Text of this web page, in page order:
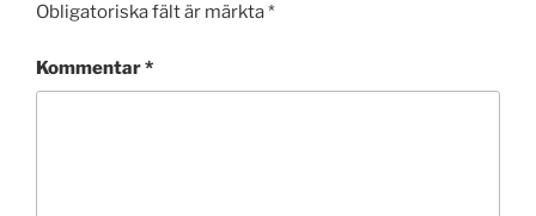
Obligatoriska fält är märkta*
Kommentar*